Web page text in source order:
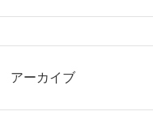
アーカイブ